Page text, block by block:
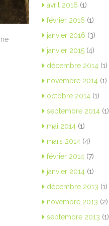
avril 2016 (1)
février 2016 (1)
janvier 2016 (3)
janvier 2015(4)
décembre 2014(1)
novembre 2014(1)
octobre 2014(1)
septembre 2014(1)
mai 2014(1)
mars 2014(4)
février 2014(7)
janvier 2014(1)
décembre 2013 (1)
novembre 2013 (2)
septembre 2013 (1)